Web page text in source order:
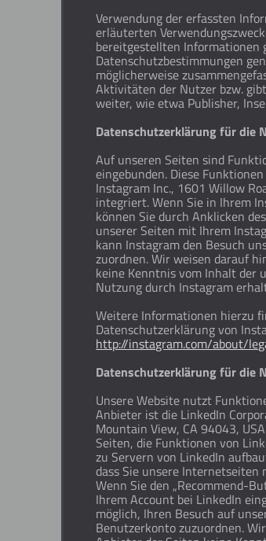
Verwendung der erfassten
erläuterten
bereitgestellten Informationen
Datenschutzbestimmungen
möglicherweise
Aktivitäten der Nutzer bzw.
weiter, wie etwa Publisher,
Datenschutzerklärung für die
Auf unseren Seiten sind
eingebunden. Diese
Instagram Inc., 1601 Willow
integriert. Wenn Sie in Ihrem
können Sie durch Anklicken
unserer Seiten mit Ihrem
kann Instagram den Besuch
zuordnen. Wir weisen darauf
keine Kenntnis vom Inhalt der
Nutzung durch Instagram
Weitere Informationen hierzu
Datenschutzerklärung von
http://instagram.com/about/
Datenschutzerklärung für die
Unsere Website nutzt
Anbieter ist die LinkedIn
Mountain View, CA 94043,
Seiten, die Funktionen von
zu Servern von LinkedIn
dass Sie unsere Internetseiten
Wenn Sie den „Recommend-
Ihrem Account bei LinkedIn
möglich, Ihren Besuch auf
Benutzerkonto zuzuordnen.